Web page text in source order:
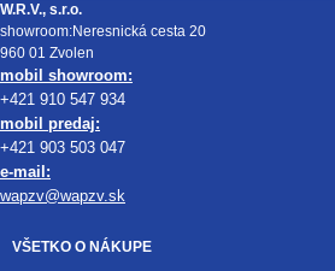
W.R.V., s.r.o.
showroom:Neresnická cesta 20
960 01 Zvolen
mobil showroom:
+421 910 547 934
mobil predaj:
+421 903 503 047
e-mail:
wapzv@wapzv.sk
VŠETKO O NÁKUPE